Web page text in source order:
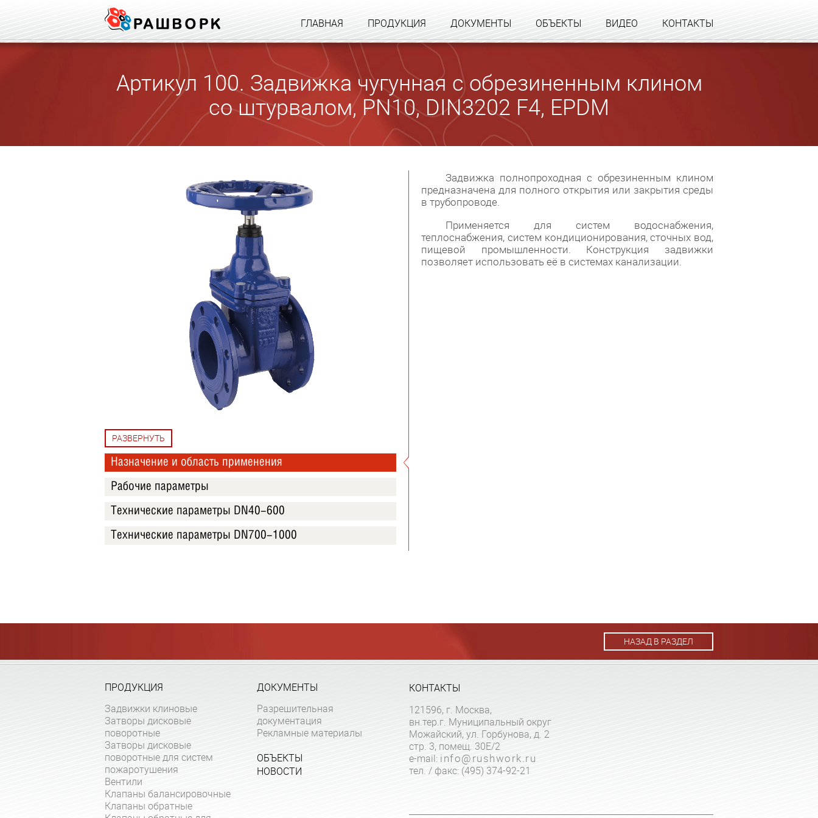
ГЛАВНАЯ ПРОДУКЦИЯ ДОКУМЕНТЫ ОБЪЕКТЫ ВИДЕО КОНТАКТЫ
Артикул 100. Задвижка чугунная с обрезиненным клином
со штурвалом, PN10, DIN3202 F4, EPDM
РАЗВЕРНУТЬ
Назначение и область применения
Рабочие параметры
Технические параметры DN40-600
Технические параметры DN700-1000
Задвижка полнопроходная с обрезиненным клином
предназначена для полного открытия или закрытия среды
в трубопроводе.
Применяется для систем водоснабжения,
теплоснабжения, систем кондиционирования, сточных вод,
пищевой промышленности. Конструкция задвижки
позволяет использовать её в системах канализации.
НАЗАД В РАЗДЕЛ
ПРОДУКЦИЯ
Задвижки клиновые
Затворы дисковые
поворотные
Затворы дисковые
поворотные для систем
пожаротушения
Вентили
Клапаны балансировочные
Клапаны обратные
ДОКУМЕНТЫ
Разрешительная
документация
Рекламные материалы
ОБЪЕКТЫ
НОВОСТИ
КОНТАКТЫ
121596, г. Москва,
вн.тер.г. Муниципальный округ
Можайский, ул. Горбунова, д. 2
стр. 3, помещ. 30Е/2
e-mail: info@rushwork.ru
тел. / факс: (495) 374-92-21